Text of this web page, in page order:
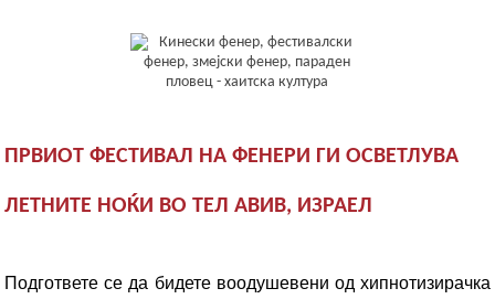
ПРВИОТ ФЕСТИВАЛ НА ФЕНЕРИ ГИ ОСВЕТЛУВА
ЛЕТНИТЕ НОЌИ ВО ТЕЛ АВИВ, ИЗРАЕЛ
Подгответе се да бидете воодушевени од хипнотизирачка